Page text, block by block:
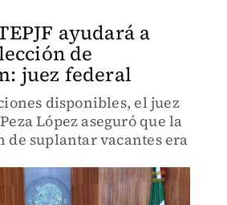
ayudará a
de
juez federal
disponibles, el juez
López aseguró que la
de suplantar vacantes era